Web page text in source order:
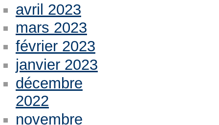
avril 2023
mars 2023
février 2023
janvier 2023
décembre
2022
novembre